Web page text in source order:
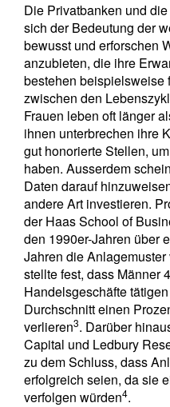
Die Privatbanken und
sich der Bedeutung der
bewusst und erforschen
anzubieten, die ihre
bestehen beispielsweise
zwischen den
Frauen leben oft länger
ihnen unterbrechen ihre
gut honorierte Stellen,
haben. Ausserdem
Daten darauf
andere Art investieren.
der Haas School of
den 1990er-Jahren über
Jahren die
stellte fest, dass Männer
Handelsgeschäfte
Durchschnitt einen
verlieren3. Darüber
Capital und Ledbury
zu dem Schluss, dass
erfolgreich seien, da sie
verfolgen würden4.